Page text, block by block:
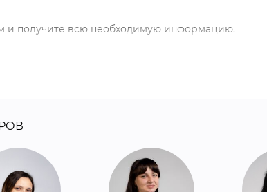
получите всю необходимую информацию.
300 видов, карнизов – более 10 видов.
регулировать за счет подъемного механизма.